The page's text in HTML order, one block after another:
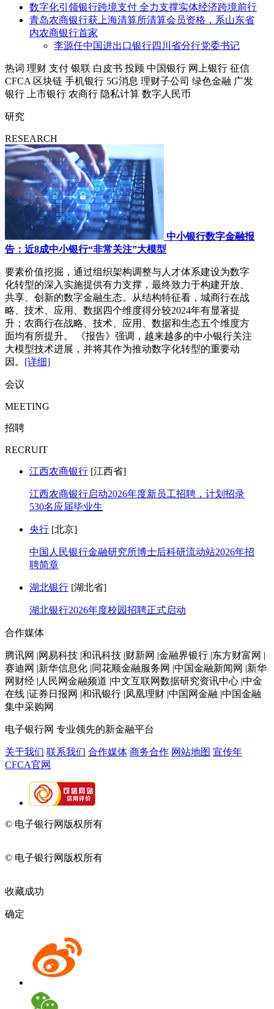
数字化引领银行跨境支付 全力支撑实体经济跨境前行
青岛农商银行获上海清算所清算会员资格，系山东省
内农商银行首家
李源任中国进出口银行四川省分行党委书记
热词 理财 支付 银联 白皮书 投顾 中国银行 网上银行 征信
CFCA 区块链 手机银行 5G消息 理财子公司 绿色金融 广发
银行
上市银行 农商行 隐私计算 数字人民币
研究
RESEARCH
中小银行数字金融报
告：近8成中小银行“非常关注”大模型
要素价值挖掘，通过组织架构调整与人才体系建设为数字
化转型的深入实施提供有力支撑，最终致力于构建开放、
共享、创新的数字金融生态。从结构特征看，城商行在战
略、技术、应用、数据四个维度得分较2024年有显著提
升；农商行在战略、技术、应用、数据和生态五个维度方
面均有所提升。 《报告》强调，越来越多的中小银行关注
大模型技术进展，并将其作为推动数字化转型的重要动
因。 [详细]
会议
MEETING
招聘
RECRUIT
江西农商银行 [江西省]
江西农商银行启动2026年度新员工招聘，计划招录
530名应届毕业生
央行 [北京]
中国人民银行金融研究所博士后科研流动站2026年招
聘简章
湖北银行 [湖北省]
湖北银行2026年度校园招聘正式启动
合作媒体
腾讯网 |网易科技 |和讯科技 |财新网 |金融界银行 |东方财富网 |
赛迪网 |新华信息化 |同花顺金融服务网 |中国金融新闻网 |新华
网财经 |人民网金融频道 |中文互联网数据研究资讯中心 |中金
在线 |证券日报网 |和讯银行 |凤凰理财 |中国网金融 |中国金融
集中采购网
电子银行网 专业领先的新金融平台
关于我们 联系我们 合作媒体 商务合作 网站地图 宣传年
CFCA官网
© 电子银行网版权所有
© 电子银行网版权所有
收藏成功
确定